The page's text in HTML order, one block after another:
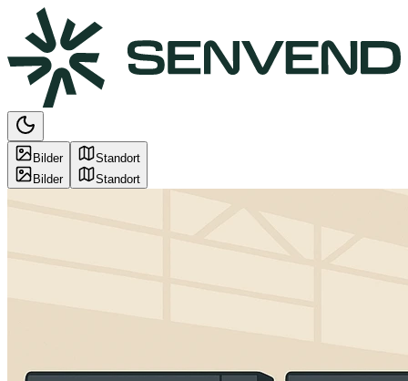
Bilder
Bilder
Standort
Standort